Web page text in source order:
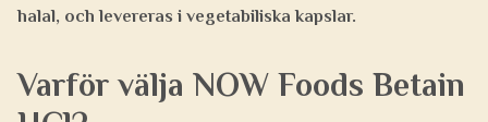
halal, och levereras i vegetabiliska kapslar.
Varför välja NOW Foods Betain